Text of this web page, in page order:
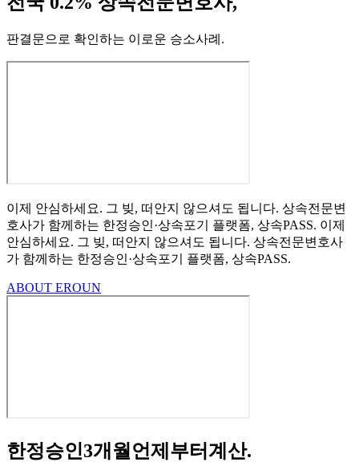
판결문으로 확인하는 이로운 승소사례 .
이제 안심하세요. 그 빚, 떠안지 않으셔도 됩니다. 상속전문변
호사가 함께하는 한정승인·상속포기 플랫폼, 상속PASS. 이제
안심하세요. 그 빚, 떠안지 않으셔도 됩니다. 상속전문변호사
가 함께하는 한정승인·상속포기 플랫폼, 상속PASS.
ABOUT EROUN
한정승인3개월언제부터계산.